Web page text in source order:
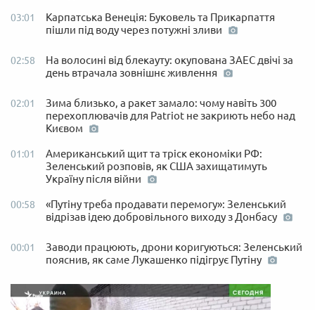
03:01
Карпатська Венеція: Буковель та Прикарпаття
пішли під воду через потужні зливи
02:58
На волосині від блекауту: окупована ЗАЕС двічі за
день втрачала зовнішнє живлення
02:01
Зима близько, а ракет замало: чому навіть 300
перехоплювачів для Patriot не закриють небо над
Києвом
01:01
Американський щит та тріск економіки РФ:
Зеленський розповів, як США захищатимуть
Україну після війни
00:58
«Путіну треба продавати перемогу»: Зеленський
відрізав ідею добровільного виходу з Донбасу
00:01
Заводи працюють, дрони коригуються: Зеленський
пояснив, як саме Лукашенко підігрує Путіну